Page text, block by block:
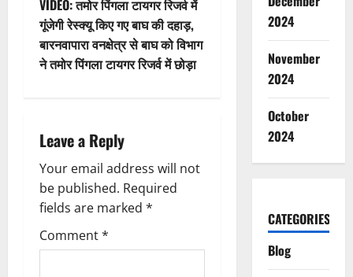
n
a
i
g
a
t
i
VIDEO: तमोर पिंगला टायगर रिजर्व में
गूंजेगी रेस्क्यू किए गए बाघ की दहाड़,
बारनवापारा वनक्षेत्र से बाघ को विभाग
ने तमोर पिंगला टायगर रिजर्व में छोड़ा
Leave a Reply
Your email address will not
be published. Required
fields are marked *
Comment*
2024
November
2024
October
2024
CATEGORIES
Blog